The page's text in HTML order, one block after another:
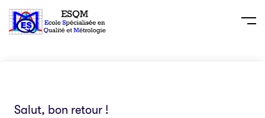
Salut, bon retour !